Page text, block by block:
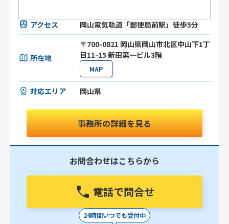
アクセス 岡山電気軌道「郵便局前駅」徒歩5分
所在地
〒700-0821 岡山県岡山市北区中山下1丁
目11-15 新田第一ビル3階
MAP
対応エリア 岡山県
事務所の詳細を見る
お問合わせはこちらから
電話で問合せ
24時間いつでも受付中